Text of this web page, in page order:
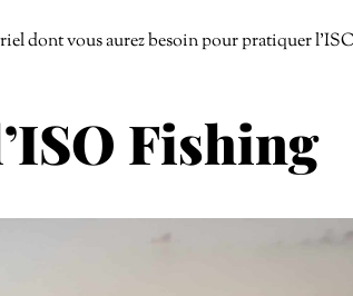
dont vous aurez besoin pour pratiquer
Fishing